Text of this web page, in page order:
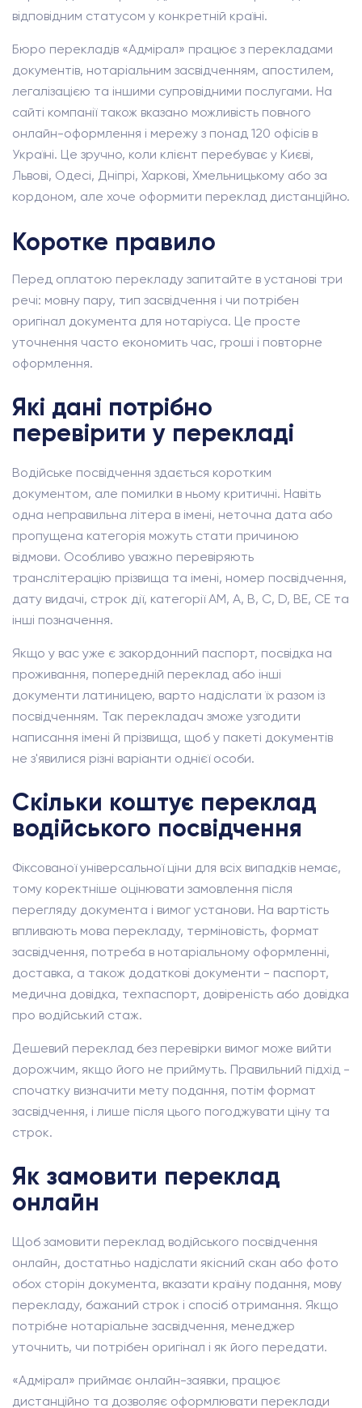
відповідним статусом у конкретній країні.
Бюро перекладів «Адмірал» працює з перекладами
документів, нотаріальним засвідченням, апостилем,
легалізацією та іншими супровідними послугами. На
сайті компанії також вказано можливість повного
онлайн-оформлення і мережу з понад 120 офісів в
Україні. Це зручно, коли клієнт перебуває у Києві,
Львові, Одесі, Дніпрі, Харкові, Хмельницькому або за
кордоном, але хоче оформити переклад дистанційно.
Коротке правило
Перед оплатою перекладу запитайте в установі три
речі: мовну пару, тип засвідчення і чи потрібен
оригінал документа для нотаріуса. Це просте
уточнення часто економить час, гроші і повторне
оформлення.
Які дані потрібно
перевірити у перекладі
Водійське посвідчення здається коротким
документом, але помилки в ньому критичні. Навіть
одна неправильна літера в імені, неточна дата або
пропущена категорія можуть стати причиною
відмови. Особливо уважно перевіряють
транслітерацію прізвища та імені, номер посвідчення,
дату видачі, строк дії, категорії AM, A, B, C, D, BE, CE та
інші позначення.
Якщо у вас уже є закордонний паспорт, посвідка на
проживання, попередній переклад або інші
документи латиницею, варто надіслати їх разом із
посвідченням. Так перекладач зможе узгодити
написання імені й прізвища, щоб у пакеті документів
не з'явилися різні варіанти однієї особи.
Скільки коштує переклад
водійського посвідчення
Фіксованої універсальної ціни для всіх випадків немає,
тому коректніше оцінювати замовлення після
перегляду документа і вимог установи. На вартість
впливають мова перекладу, терміновість, формат
засвідчення, потреба в нотаріальному оформленні,
доставка, а також додаткові документи - паспорт,
медична довідка, техпаспорт, довіреність або довідка
про водійський стаж.
Дешевий переклад без перевірки вимог може вийти
дорожчим, якщо його не приймуть. Правильний підхід -
спочатку визначити мету подання, потім формат
засвідчення, і лише після цього погоджувати ціну та
строк.
Як замовити переклад
онлайн
Щоб замовити переклад водійського посвідчення
онлайн, достатньо надіслати якісний скан або фото
обох сторін документа, вказати країну подання, мову
перекладу, бажаний строк і спосіб отримання. Якщо
потрібне нотаріальне засвідчення, менеджер
уточнить, чи потрібен оригінал і як його передати.
«Адмірал» приймає онлайн-заявки, працює
дистанційно та дозволяє оформлювати переклади